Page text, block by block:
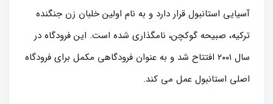
آسیایی استانبول قرار دارد و به نام اولین خلبان زن جنگنده
ترکیه، صبیحه گوکچن، نامگذاری شده است. این فرودگاه در
سال ۲۰۰۱ افتتاح شد و به عنوان فرودگاهی مکمل برای فرودگاه
اصلی استانبول عمل می کند.